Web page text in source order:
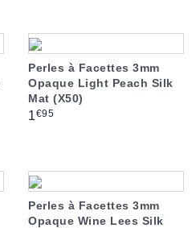
Perles à Facettes 3mm
Opaque Light Peach Silk
Mat (X50)
Prix
1€95
Perles à Facettes 3mm
Opaque Wine Lees Silk